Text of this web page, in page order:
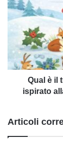
il
tuo
verde?
Scopri
l’oroscopo
ispirato
natura
guidare
Qual è il
ispirato
Articoli